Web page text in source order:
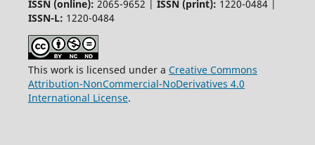
ISSN (online): 2065-9652 | ISSN (print): 1220-0484 |
ISSN-L: 1220-0484
This work is licensed under a Creative Commons
Attribution-NonCommercial-NoDerivatives 4.0
International License.